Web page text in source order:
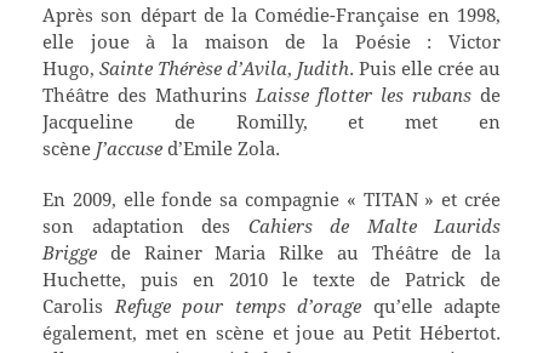
Après son départ de la Comédie-Française en 1998,
elle joue à la maison de la Poésie : Victor
Hugo, Sainte Thérèse d’Avila, Judith. Puis elle crée au
Théâtre des Mathurins Laisse flotter les rubans de
Jacqueline de Romilly, et met en
scène J’accuse d’Emile Zola.
En 2009, elle fonde sa compagnie « TITAN » et crée
son adaptation des Cahiers de Malte Laurids
Brigge de Rainer Maria Rilke au Théâtre de la
Huchette, puis en 2010 le texte de Patrick de
Carolis Refuge pour temps d’orage qu’elle adapte
également, met en scène et joue au Petit Hébertot.